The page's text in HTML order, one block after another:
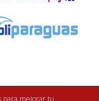
para mejorar tu
Desarrollo web: